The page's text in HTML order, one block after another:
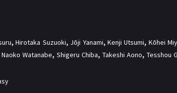
,Hirotaka Suzuoki, Jōji Yanami, Kenji Utsumi, Kōhei
Naoko Watanabe, Shigeru Chiba, Takeshi Aono, Tesshou